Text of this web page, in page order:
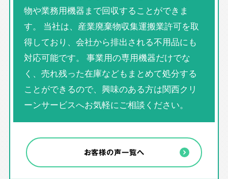
物や業務用機器まで回収することができま
す。 当社は、産業廃棄物収集運搬業許可を取
得しており、会社から排出される不用品にも
対応可能です。 事業用の専用機器だけでな
く、売れ残った在庫などもまとめて処分する
ことができるので、興味のある方は関西クリ
ーンサービスへお気軽にご相談ください。
お客様の声一覧へ